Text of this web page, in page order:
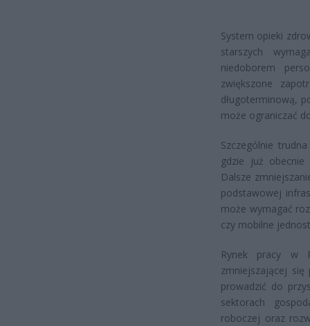
System opieki
starszych
niedoborem
zwiększone
długoterminową,
może ograniczać
Szczególnie
gdzie już
Dalsze
podstawowej
może wymagać
czy mobilne
Rynek pracy w
zmniejszającej
prowadzić do
sektorach
roboczej oraz